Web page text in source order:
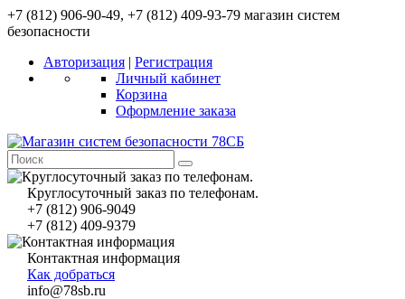
+7 (812) 906-90-49, +7 (812) 409-93-79 магазин систем
безопасности
Авторизация | Регистрация
Личный кабинет
Корзина
Оформление заказа
Круглосуточный заказ по телефонам.
+7 (812) 906-9049
+7 (812) 409-9379
Контактная информация
Как добраться
info@78sb.ru